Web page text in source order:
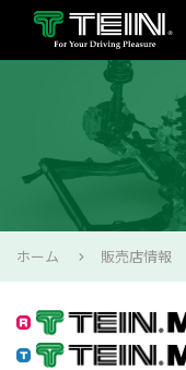
ホーム 販売店情報